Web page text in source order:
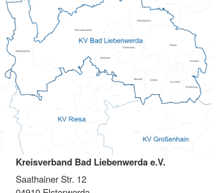
Kreisverband Bad Liebenwerda e.V.
Saathainer Str. 12